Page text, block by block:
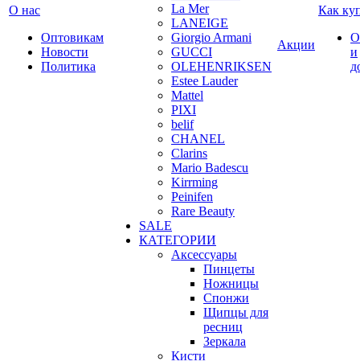
О нас
Оптовикам
Новости
Политика
La Mer
LANEIGE
Giorgio Armani
GUCCI
OLEHENRIKSEN
Estee Lauder
Mattel
PIXI
belif
CHANEL
Clarins
Mario Badescu
Kirrming
Peinifen
Rare Beauty
SALE
КАТЕГОРИИ
Аксессуары
Пинцеты
Ножницы
Спонжи
Щипцы для
ресниц
Зеркала
Кисти
Акции
Как
и